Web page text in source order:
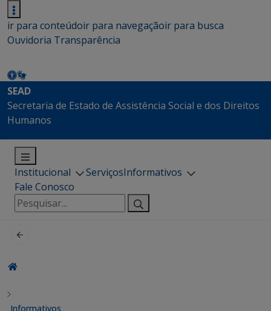
ir para conteúdoir para navegaçãoir para busca
Ouvidoria Transparência
SEAD
Secretaria de Estado de Assistência Social e dos Direitos
Humanos
Institucional ServiçosInformativos
Fale Conosco
Pesquisar
por:
Informativos